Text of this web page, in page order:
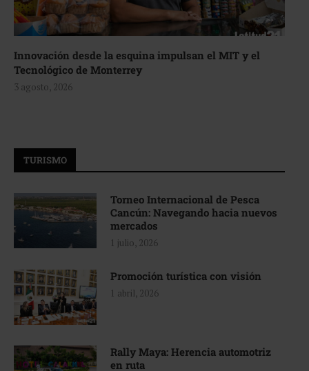
Innovación desde la esquina impulsan el MIT y el
Tecnológico de Monterrey
3 agosto, 2026
TURISMO
Torneo Internacional de Pesca
Cancún: Navegando hacia nuevos
mercados
1 julio, 2026
Promoción turística con visión
1 abril, 2026
Rally Maya: Herencia automotriz
en ruta